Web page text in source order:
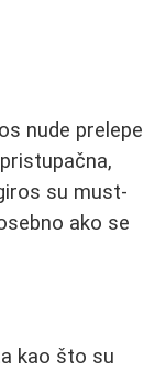
nude prelepe
su must-
ako se
kao što su